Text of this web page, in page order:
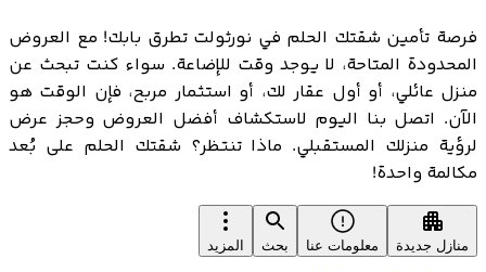
فرصة تأمين شقتك الحلم في نورثولت تطرق بابك! مع العروض
المحدودة المتاحة، لا يوجد وقت للإضاعة. سواء كنت تبحث عن
منزل عائلي، أو أول عقار لك، أو استثمار مربح، فإن الوقت هو
الآن. اتصل بنا اليوم لاستكشاف أفضل العروض وحجز عرض
لرؤية منزلك المستقبلي. ماذا تنتظر؟ شقتك الحلم على بُعد
مكالمة واحدة!
منازل جديدة معلومات عنا بحث المزيد